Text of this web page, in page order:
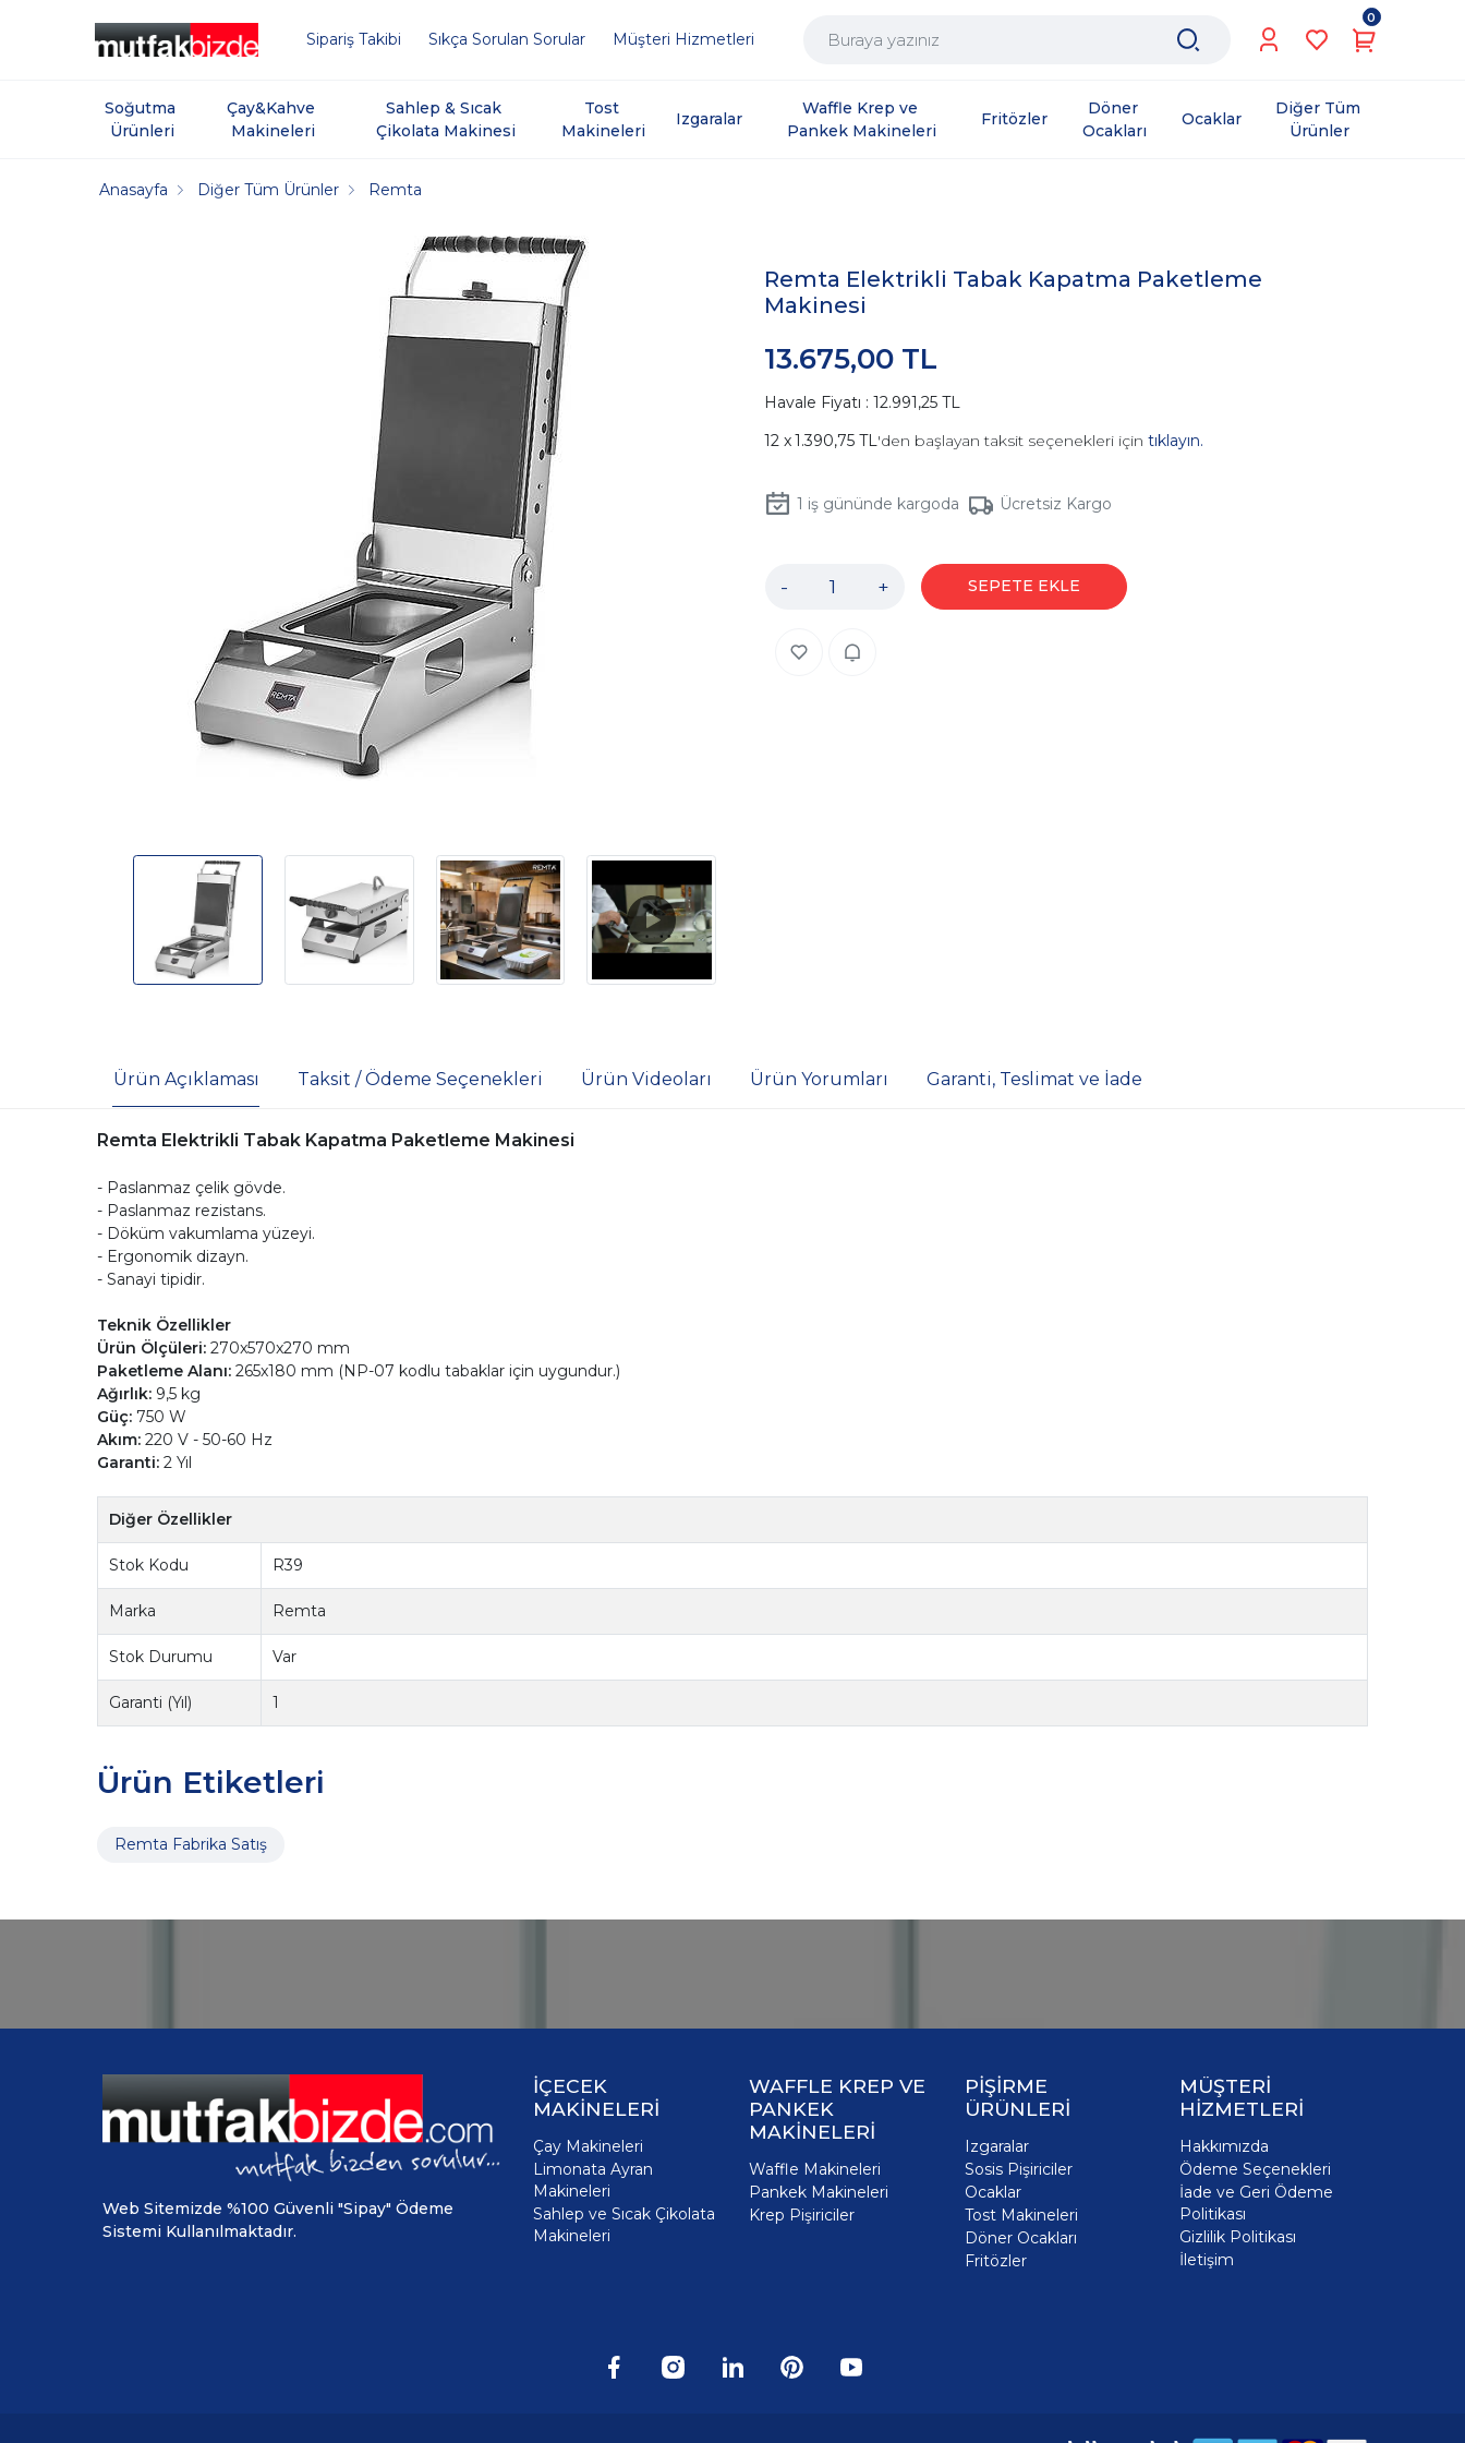
Sipariş Takibi Sıkça Sorulan Sorular Müşteri Hizmetleri
0
Soğutma
Ürünleri
Çay&Kahve
Makineleri
Sahlep & Sıcak
Çikolata Makinesi
Tost
Makineleri
Izgaralar
Waffle Krep ve
Pankek Makineleri
Fritözler
Döner
Ocakları
Ocaklar
Diğer Tüm
Ürünler
Anasayfa Diğer Tüm Ürünler Remta
Remta Elektrikli Tabak Kapatma Paketleme
Makinesi
13.675,00 TL
Havale Fiyatı : 12.991,25 TL
1.390,75 TL'den başlayan taksit seçenekleri için tıklayın.
1 iş gününde kargoda Ücretsiz Kargo
- + SEPETE EKLE
Ürün Açıklaması Taksit / Ödeme Seçenekleri Ürün Videoları Ürün Yorumları Garanti, Teslimat ve İade
Remta Elektrikli Tabak Kapatma Paketleme Makinesi
- Paslanmaz çelik gövde.
- Paslanmaz rezistans.
- Döküm vakumlama yüzeyi.
- Ergonomik dizayn.
- Sanayi tipidir.
Teknik Özellikler
Ürün Ölçüleri: 270x570x270 mm
Paketleme Alanı:265x180 mm (NP-07 kodlu tabaklar için uygundur.)
Ağırlık: 9,5 kg
Güç: 750 W
Akım: 220 V - 50-60 Hz
Garanti: 2 Yıl
Diğer Özellikler
Stok Kodu R39
Marka Remta
Stok Durumu Var
Garanti (Yıl) 1
Ürün Etiketleri
Remta Fabrika Satış
Web Sitemizde %100 Güvenli "Sipay" Ödeme
Sistemi Kullanılmaktadır.
İÇECEK
MAKİNELERİ
Çay Makineleri
Limonata Ayran
Makineleri
Sahlep ve Sıcak Çikolata
Makineleri
WAFFLE KREP VE
PANKEK
MAKİNELERİ
Waffle Makineleri
Pankek Makineleri
Krep Pişiriciler
PİŞİRME
ÜRÜNLERİ
Izgaralar
Sosis Pişiriciler
Ocaklar
Tost Makineleri
Döner Ocakları
Fritözler
MÜŞTERİ
HİZMETLERİ
Hakkımızda
Ödeme Seçenekleri
İade ve Geri Ödeme
Politikası
Gizlilik Politikası
İletişim